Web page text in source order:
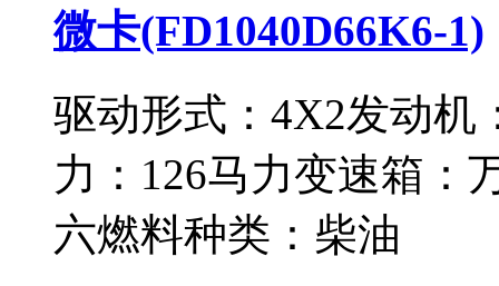
微卡(FD1040D66K6-1)
驱动形式： 4X2发动机
力： 126马力变速箱：
六燃料种类： 柴油